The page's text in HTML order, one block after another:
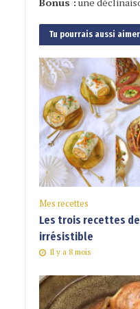
Tu pourrais aussi aimer
Mes recettes
Les trois recettes
irrésistible
Il y a 8 mois